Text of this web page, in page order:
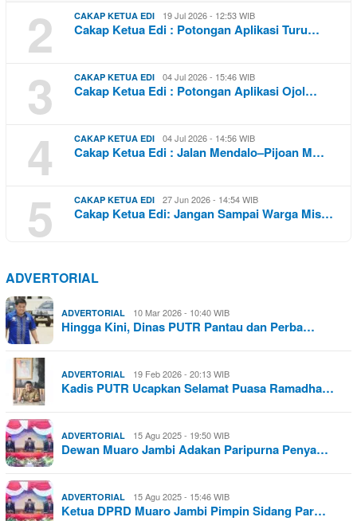
2 CAKAP KETUA EDI 19 Jul 2026 - 12:53 WIB
Cakap Ketua Edi : Potongan Aplikasi Turu…
3 CAKAP KETUA EDI 04 Jul 2026 - 15:46 WIB
Cakap Ketua Edi : Potongan Aplikasi Ojol…
4 CAKAP KETUA EDI 04 Jul 2026 - 14:56 WIB
Cakap Ketua Edi : Jalan Mendalo–Pijoan M…
5 CAKAP KETUA EDI 27 Jun 2026 - 14:54 WIB
Cakap Ketua Edi: Jangan Sampai Warga Mis…
ADVERTORIAL
ADVERTORIAL 10 Mar 2026 - 10:40 WIB
Hingga Kini, Dinas PUTR Pantau dan Perba…
ADVERTORIAL 19 Feb 2026 - 20:13 WIB
Kadis PUTR Ucapkan Selamat Puasa Ramadha…
ADVERTORIAL 15 Agu 2025 - 19:50 WIB
Dewan Muaro Jambi Adakan Paripurna Penya…
ADVERTORIAL 15 Agu 2025 - 15:46 WIB
Ketua DPRD Muaro Jambi Pimpin Sidang Par…